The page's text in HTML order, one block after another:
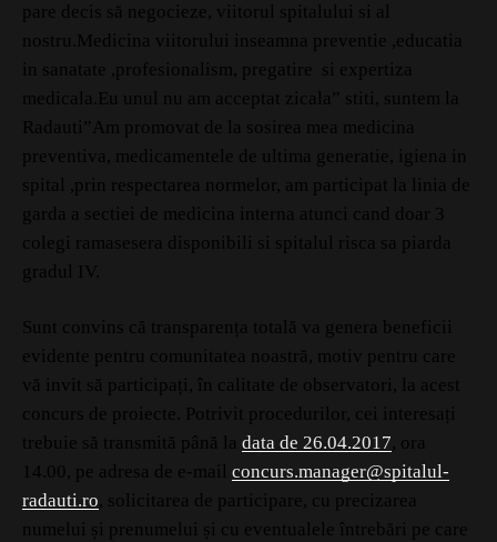
pare decis să negocieze, viitorul spitalului si al
nostru.Medicina viitorului inseamna preventie ,educatia
in sanatate ,profesionalism, pregatire si expertiza
medicala.Eu unul nu am acceptat zicala” stiti, suntem la
Radauti”Am promovat de la sosirea mea medicina
preventiva, medicamentele de ultima generatie, igiena in
spital ,prin respectarea normelor, am participat la linia de
garda a sectiei de medicina interna atunci cand doar 3
colegi ramasesera disponibili si spitalul risca sa piarda
gradul IV.
Sunt convins că transparența totală va genera beneficii
evidente pentru comunitatea noastră, motiv pentru care
vă invit să participați, în calitate de observatori, la acest
concurs de proiecte. Potrivit procedurilor, cei interesați
trebuie să transmită până la data de 26.04.2017, ora
14.00, pe adresa de e-mail concurs.manager@spitalul-
radauti.ro, solicitarea de participare, cu precizarea
numelui și prenumelui și cu eventualele întrebări pe care